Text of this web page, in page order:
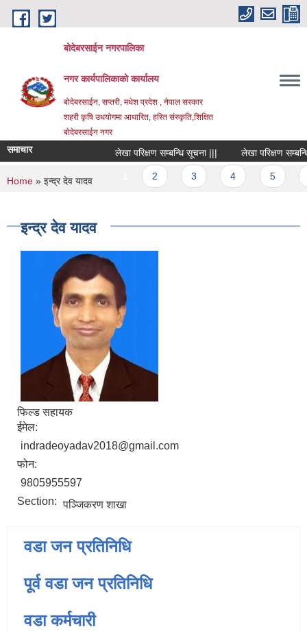
Skip to main content
बोदेबरसाईन नगरपालिका
नगर कार्यपालिकाको कार्यालय
बोदेबरसाईन, सप्तरी, मधेश प्रदेश , नेपाल सरकार
शहरी कृषि उधयोगमा आधारित, हरित संस्कृति,शिक्षित
बोदेबरसाईन नगर
समाचार लेखा परिक्षण सम्बन्धि सूचना ||| लेखा परिक्षण सम्बन्धि
Pages
You are here
Home » इन्द्र देव यादव
इन्द्र देव यादव
फिल्ड सहायक
ईमेल:
indradeoyadav2018@gmail.com
फोन:
9805955597
Section: प‌ञ्‍जिकरण शाखा
वडा जन प्रतिनिधि
पूर्व वडा जन प्रतिनिधि
वडा कर्मचारी